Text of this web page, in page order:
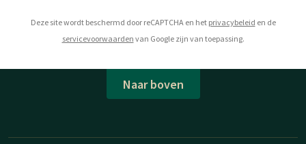
Deze site wordt beschermd door reCAPTCHA en het privacybeleid en de
servicevoorwaarden van Google zijn van toepassing.
Naar boven